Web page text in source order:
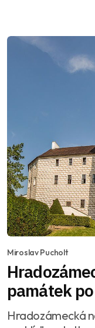
Miroslav Pucholt
památek
Hradozámecká